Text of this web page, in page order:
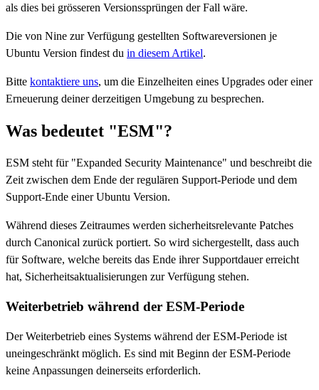
als dies bei grösseren Versionssprüngen der Fall wäre.
Die von Nine zur Verfügung gestellten Softwareversionen je
Ubuntu Version findest du in diesem Artikel.
Bitte kontaktiere uns, um die Einzelheiten eines Upgrades oder einer
Erneuerung deiner derzeitigen Umgebung zu besprechen.
Was bedeutet "ESM"?
ESM steht für "Expanded Security Maintenance" und beschreibt die
Zeit zwischen dem Ende der regulären Support-Periode und dem
Support-Ende einer Ubuntu Version.
Während dieses Zeitraumes werden sicherheitsrelevante Patches
durch Canonical zurück portiert. So wird sichergestellt, dass auch
für Software, welche bereits das Ende ihrer Supportdauer erreicht
hat, Sicherheitsaktualisierungen zur Verfügung stehen.
Weiterbetrieb während der ESM-Periode
Der Weiterbetrieb eines Systems während der ESM-Periode ist
uneingeschränkt möglich. Es sind mit Beginn der ESM-Periode
keine Anpassungen deinerseits erforderlich.